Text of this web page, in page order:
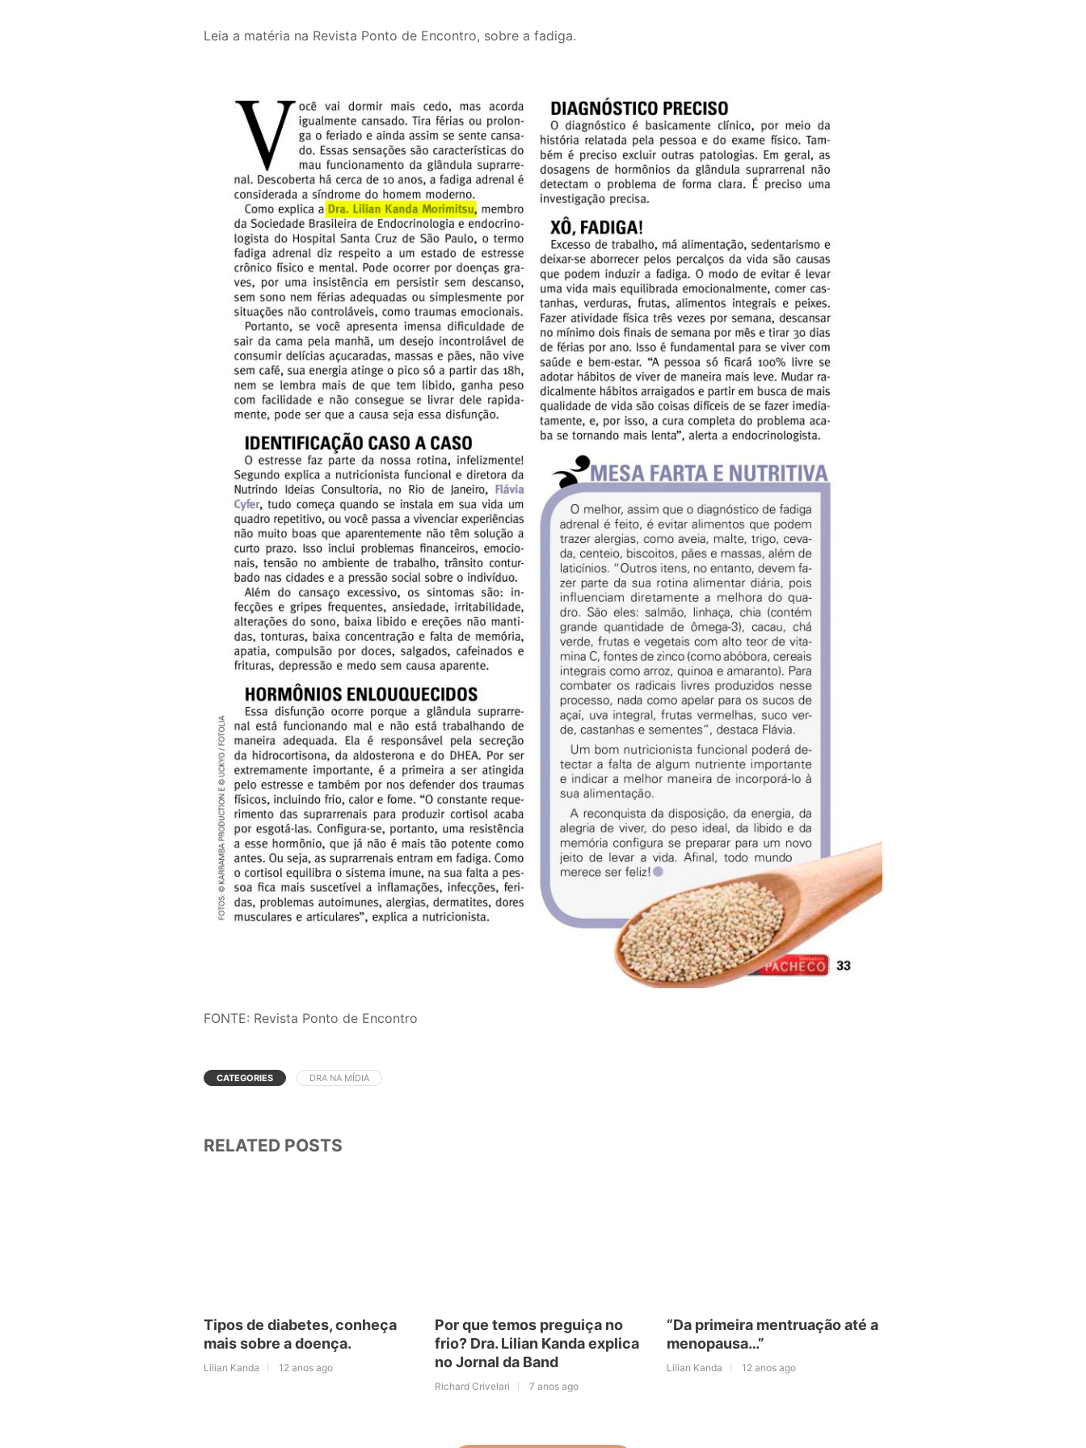
Leia a matéria na Revista Ponto de Encontro, sobre a fadiga.
FONTE: Revista Ponto de Encontro
CATEGORIES DRA NA MÍDIA
RELATED POSTS
Tipos de diabetes, conheça
mais sobre a doença.
Lilian Kanda 12 anos ago
Por que temos preguiça no
frio? Dra. Lilian Kanda explica
no Jornal da Band
Richard Crivelari 7 anos ago
“Da primeira mentruação até a
menopausa…”
Lilian Kanda 12 anos ago